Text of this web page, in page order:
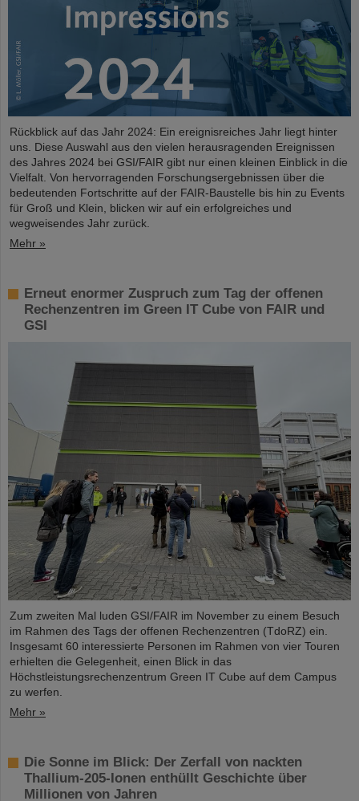
Rückblick auf das Jahr 2024: Ein ereignisreiches Jahr liegt hinter
uns. Diese Auswahl aus den vielen herausragenden Ereignissen
des Jahres 2024 bei GSI/FAIR gibt nur einen kleinen Einblick in die
Vielfalt. Von hervorragenden Forschungsergebnissen über die
bedeutenden Fortschritte auf der FAIR-Baustelle bis hin zu Events
für Groß und Klein, blicken wir auf ein erfolgreiches und
wegweisendes Jahr zurück.
Mehr »
Erneut enormer Zuspruch zum Tag der offenen
Rechenzentren im Green IT Cube von FAIR und
GSI
Zum zweiten Mal luden GSI/FAIR im November zu einem Besuch
im Rahmen des Tags der offenen Rechenzentren (TdoRZ) ein.
Insgesamt 60 interessierte Personen im Rahmen von vier Touren
erhielten die Gelegenheit, einen Blick in das
Höchstleistungsrechenzentrum Green IT Cube auf dem Campus
zu werfen.
Mehr »
Die Sonne im Blick: Der Zerfall von nackten
Thallium-205-Ionen enthüllt Geschichte über
Millionen von Jahren